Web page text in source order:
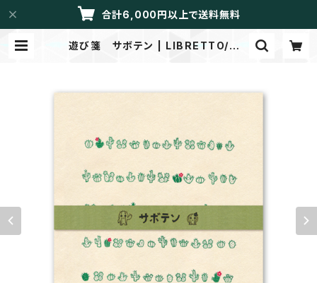
合計6,000円以上で送料無料
遊び箋 サボテン | LIBRETTO/メイ